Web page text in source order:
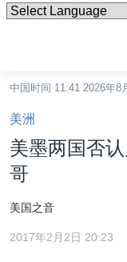
碍
链
接
跳
转
内
容
中国
中国时间 11:41 2026年8
美洲
美墨两国否
哥
美国之音
2017年2月2日 20:23